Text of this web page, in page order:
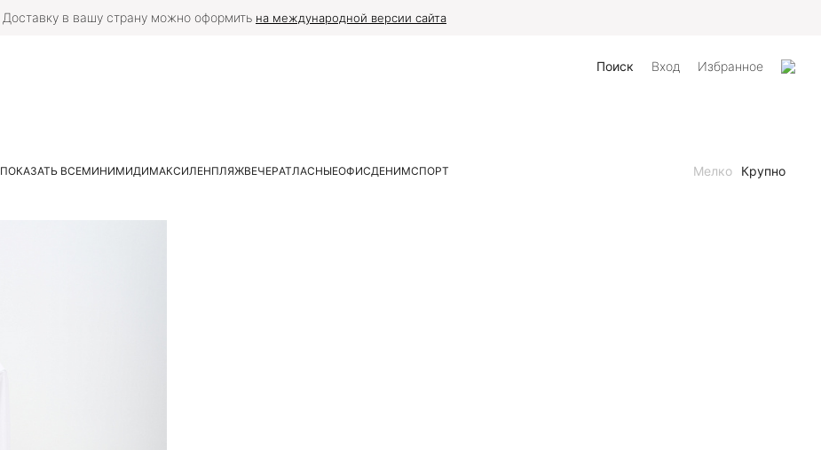
Доставку в вашу страну можно оформить на международной версии сайта
Поиск Вход Избранное
ПОКАЗАТЬ ВСЕМИНИМИДИМАКСИЛЕНПЛЯЖВЕЧЕРАТЛАСНЫЕОФИСДЕНИМСПОРТ Мелко Крупно